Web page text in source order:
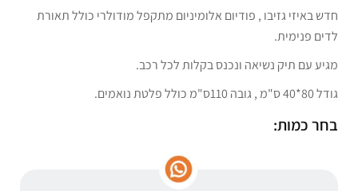
חדש באיזי גזיבו , פודיום אלומיניום מתקפל מודולרי כולל תאורת
לדים פנימית.
מגיע עם תיק נשיאה ונכנס בקלות לכל רכב.
גודל 80*40 ס"מ , גובה 110ס"מ כולל פלטת נואמים.
בחר כמות: